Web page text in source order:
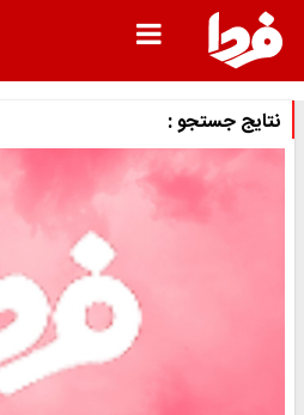
نتایج جستجو :